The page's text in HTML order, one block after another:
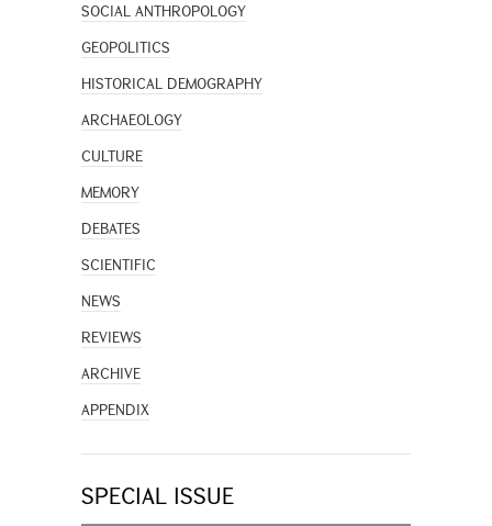
SOCIAL ANTHROPOLOGY
GEOPOLITICS
HISTORICAL DEMOGRAPHY
ARCHAEOLOGY
CULTURE
MEMORY
DEBATES
SCIENTIFIC
NEWS
REVIEWS
ARCHIVE
APPENDIX
SPECIAL ISSUE